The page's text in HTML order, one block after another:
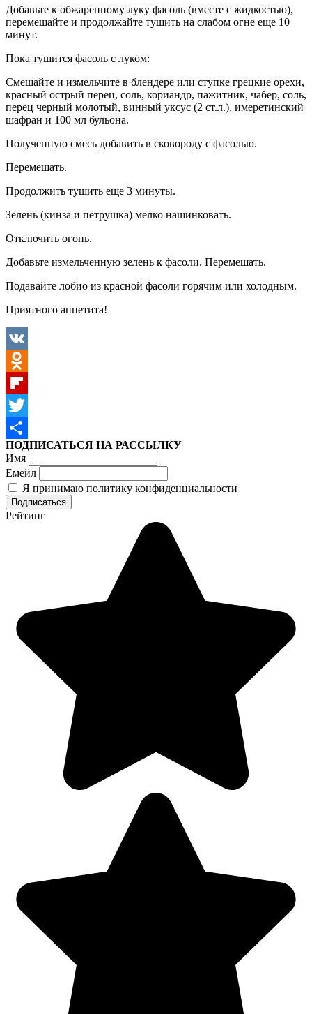
Добавьте к обжаренному луку фасоль (вместе с жидкостью),
перемешайте и продолжайте тушить на слабом огне еще 10
минут.
Пока тушится фасоль с луком:
Смешайте и измельчите в блендере или ступке грецкие орехи,
красный острый перец, соль, кориандр, пажитник, чабер, соль,
перец черный молотый, винный уксус (2 ст.л.), имеретинский
шафран и 100 мл бульона.
Полученную смесь добавить в сковороду с фасолью.
Перемешать.
Продолжить тушить еще 3 минуты.
Зелень (кинза и петрушка) мелко нашинковать.
Отключить огонь.
Добавьте измельченную зелень к фасоли. Перемешать.
Подавайте лобио из красной фасоли горячим или холодным.
Приятного аппетита!
VK
Odnoklassniki
Flipboard
Twitter
Отправить
ПОДПИСАТЬСЯ НА РАССЫЛКУ
Имя
Емейл
Я принимаю политику конфиденциальности
Рейтинг